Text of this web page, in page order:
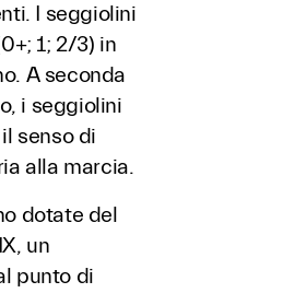
I seggiolini
1; 2/3) in
A seconda
i seggiolini
senso di
alla marcia.
dotate del
un
punto di